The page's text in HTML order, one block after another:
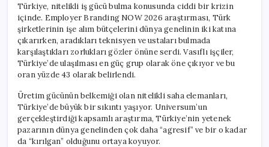
Zorlaşıyor:
Bütçeler
Artıyor,
Ama
İşçi
için
Türkiye, nitelikli iş gücü bulma konusunda ciddi bir krizin
içinde. Employer Branding NOW 2026 araştırması, Türk
şirketlerinin işe alım bütçelerini dünya genelinin iki katına
çıkarırken, aradıkları teknisyen ve ustaları bulmada
karşılaştıkları zorlukları gözler önüne serdi. Vasıflı işçiler,
Türkiye’de ulaşılması en güç grup olarak öne çıkıyor ve bu
oran yüzde 43 olarak belirlendi.
Üretim gücünün belkemiği olan nitelikli saha elemanları,
Türkiye’de büyük bir sıkıntı yaşıyor. Universum’un
gerçekleştirdiği kapsamlı araştırma, Türkiye’nin yetenek
pazarının dünya genelinden çok daha “agresif” ve bir o kadar
da “kırılgan” olduğunu ortaya koyuyor.